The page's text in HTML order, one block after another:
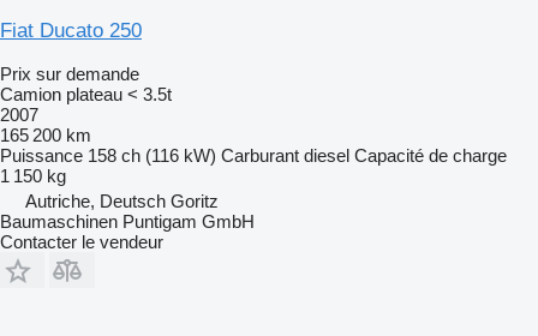
Fiat Ducato 250
Prix sur demande
Camion plateau < 3.5t
2007
165 200 km
Puissance 158 ch (116 kW) Carburant diesel Capacité de charge
1 150 kg
Autriche, Deutsch Goritz
Baumaschinen Puntigam GmbH
Contacter le vendeur